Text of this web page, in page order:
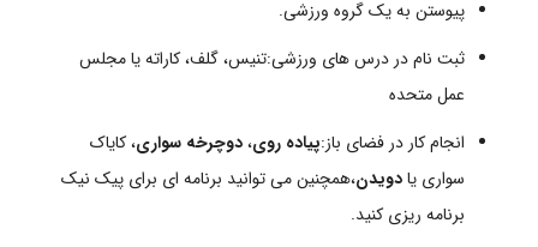
پیوستن به یک گروه ورزشی.
ثبت نام در درس های ورزشی:تنیس، گلف، کاراته یا مجلس
عمل متحده
انجام کار در فضای باز:پیاده روی،دوچرخه سواری، کایاک
سواری یادویدن،همچنین می توانید برنامه ای برای پیک نیک
برنامه ریزی کنید.